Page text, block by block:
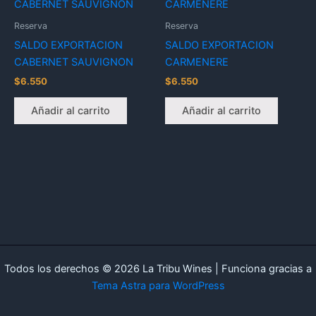
Reserva
SALDO EXPORTACION
CABERNET SAUVIGNON
$6.550
Añadir al carrito
Reserva
SALDO EXPORTACION
CARMENERE
$6.550
Añadir al carrito
Todos los derechos © 2026 La Tribu Wines | Funciona gracias a
Tema Astra para WordPress